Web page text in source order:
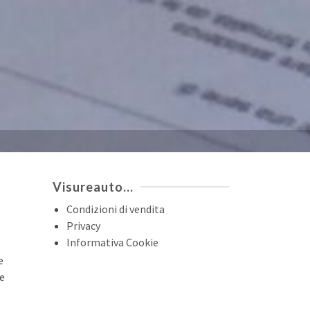
Visureauto…
Condizioni di vendita
Privacy
Informativa Cookie